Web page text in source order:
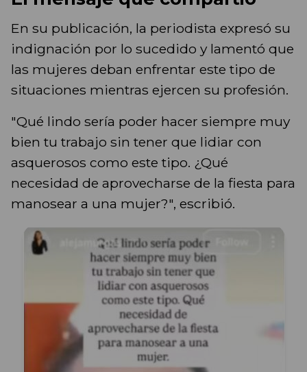
En su publicación, la periodista expresó su
indignación por lo sucedido y lamentó que
las mujeres deban enfrentar este tipo de
situaciones mientras ejercen su profesión.
"Qué lindo sería poder hacer siempre muy
bien tu trabajo sin tener que lidiar con
asquerosos como este tipo. ¿Qué
necesidad de aprovecharse de la fiesta para
manosear a una mujer?", escribió.